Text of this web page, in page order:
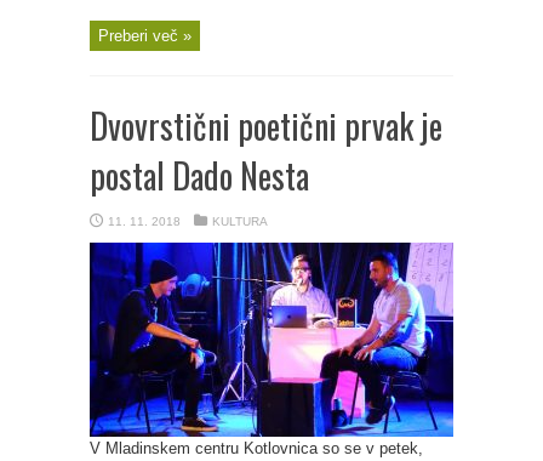
Preberi več »
Dvovrstični poetični prvak je
postal Dado Nesta
11. 11. 2018 KULTURA
V Mladinskem centru Kotlovnica so se v petek,